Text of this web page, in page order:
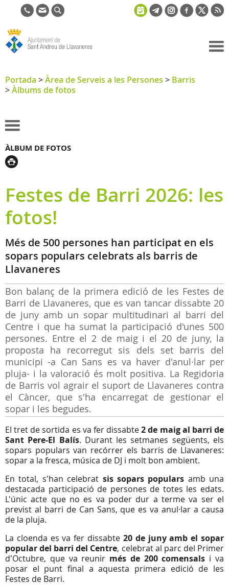
de Sant
Llavaneres
Portada >Àrea de Serveis a les Persones > Barris
>Àlbums de fotos
ÀLBUM DE FOTOS
Festes de Barri 2026: les
fotos!
Més de 500 persones han participat en els
sopars populars celebrats als barris de
Llavaneres
Bon balanç de la primera edició de les Festes de
Barri de Llavaneres, que es van tancar dissabte 20
de juny amb un sopar multitudinari al barri del
Centre i que ha sumat la participació d'unes 500
persones. Entre el 2 de maig i el 20 de juny, la
proposta ha recorregut sis dels set barris del
municipi -a Can Sans es va haver d'anul·lar per
pluja- i la valoració és molt positiva. La Regidoria
de Barris vol agrair el suport de Llavaneres contra
el Càncer, que s'ha encarregat de gestionar el
sopar i les begudes.
El tret de sortida es va fer dissabte2 de maig al barri de
Sant Pere-El Balís. Durant les setmanes següents, els
sopars populars van recórrer els barris de Llavaneres:
sopar a la fresca, música de DJ i molt bon ambient.
En total, s'han celebrat sis sopars populars amb una
destacada participació de persones de totes les edats.
L'únic acte que no es va poder dur a terme va ser el
previst al barri de Can Sans, que es va anul·lar a causa
de la pluja.
La cloenda es va fer dissabte 20 de juny amb el sopar
popular del barri del Centre, celebrat al parc del Primer
d'Octubre, que va reunir més de 200 comensals i va
posar el punt final a aquesta primera edició de les
Festes de Barri.